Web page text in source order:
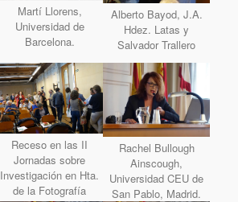
Martí Llorens,
Universidad de
Barcelona.
Alberto Bayod, J.A.
Hdez. Latas y
Salvador Trallero
Receso en las II
Jornadas sobre
Investigación en Hta.
de la Fotografía
Rachel Bullough
Ainscough,
Universidad CEU de
San Pablo, Madrid.